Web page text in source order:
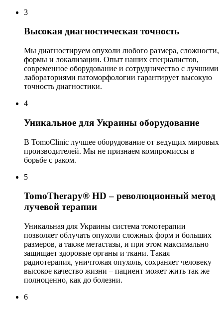
3
Высокая диагностическая точность
Мы диагностируем опухоли любого размера, сложности,
формы и локализации. Опыт наших специалистов,
современное оборудование и сотрудничество с лучшими
лабораториями патоморфологии гарантирует высокую
точность диагностики.
4
Уникальное для Украины оборудование
В TomoClinic лучшее оборудование от ведущих мировых
производителей. Мы не признаем компромиссы в
борьбе с раком.
5
TomoTherapy® HD – революционный метод
лучевой терапии
Уникальная для Украины система томотерапии
позволяет облучать опухоли сложных форм и больших
размеров, а также метастазы, и при этом максимально
защищает здоровые органы и ткани. Такая
радиотерапия, уничтожая опухоль, сохраняет человеку
высокое качество жизни – пациент может жить так же
полноценно, как до болезни.
6